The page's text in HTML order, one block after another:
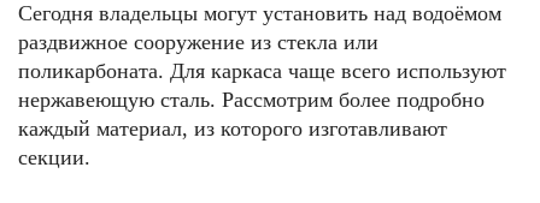
Сегодня владельцы могут установить над водоёмом
раздвижное сооружение из стекла или
поликарбоната. Для каркаса чаще всего используют
нержавеющую сталь. Рассмотрим более подробно
каждый материал, из которого изготавливают
секции.